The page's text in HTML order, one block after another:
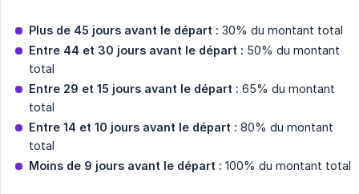
Plus de 45 jours avant le départ : 30% du montant total
Entre 44 et 30 jours avant le départ : 50% du montant
total
Entre 29 et 15 jours avant le départ : 65% du montant
total
Entre 14 et 10 jours avant le départ : 80% du montant
total
Moins de 9 jours avant le départ : 100% du montant total